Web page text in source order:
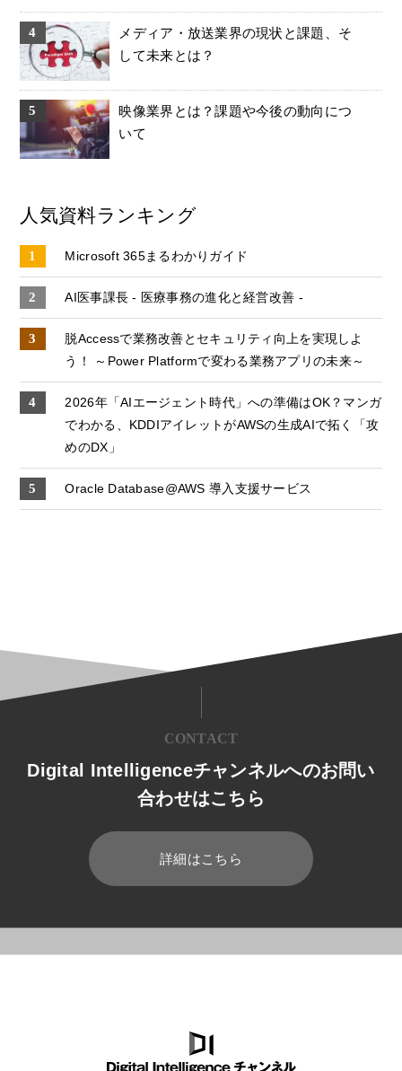
メディア・放送業界の現状と課題、そ
して未来とは？
映像業界とは？課題や今後の動向につ
いて
人気資料ランキング
Microsoft 365まるわかりガイド
AI医事課長 - 医療事務の進化と経営改善 -
脱Accessで業務改善とセキュリティ向上を実現しよ
う！ ～Power Platformで変わる業務アプリの未来～
2026年「AIエージェント時代」への準備はOK？マンガ
でわかる、KDDIアイレットがAWSの生成AIで拓く「攻
めのDX」
Oracle Database@AWS 導入支援サービス
CONTACT
Digital Intelligenceチャンネルへのお問い
合わせはこちら
詳細はこちら